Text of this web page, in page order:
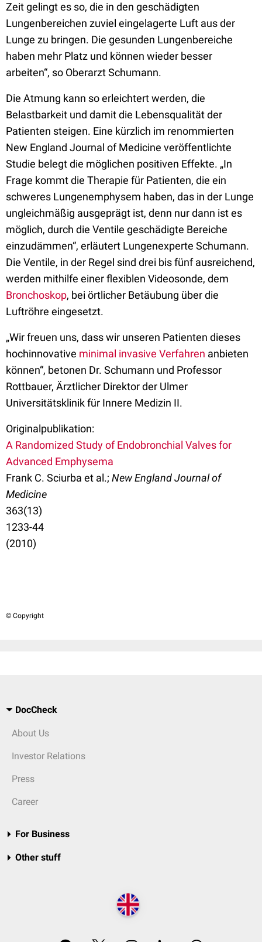
Zeit gelingt es so, die in den geschädigten
Lungenbereichen zuviel eingelagerte Luft aus der
Lunge zu bringen. Die gesunden Lungenbereiche
haben mehr Platz und können wieder besser
arbeiten“, so Oberarzt Schumann.
Die Atmung kann so erleichtert werden, die
Belastbarkeit und damit die Lebensqualität der
Patienten steigen. Eine kürzlich im renommierten
New England Journal of Medicine veröffentlichte
Studie belegt die möglichen positiven Effekte. „In
Frage kommt die Therapie für Patienten, die ein
schweres Lungenemphysem haben, das in der Lunge
ungleichmäßig ausgeprägt ist, denn nur dann ist es
möglich, durch die Ventile geschädigte Bereiche
einzudämmen“, erläutert Lungenexperte Schumann.
Die Ventile, in der Regel sind drei bis fünf ausreichend,
werden mithilfe einer flexiblen Videosonde, dem
Bronchoskop, bei örtlicher Betäubung über die
Luftröhre eingesetzt.
„Wir freuen uns, dass wir unseren Patienten dieses
hochinnovative minimal invasive Verfahren anbieten
können“, betonen Dr. Schumann und Professor
Rottbauer, Ärztlicher Direktor der Ulmer
Universitätsklinik für Innere Medizin II.
Originalpublikation:
A Randomized Study of Endobronchial Valves for
Advanced Emphysema
Frank C. Sciurba et al.; New England Journal of
Medicine
363(13)
1233-44
(2010)
© Copyright
DocCheck
About Us
Investor Relations
Press
Career
For Business
Other stuff